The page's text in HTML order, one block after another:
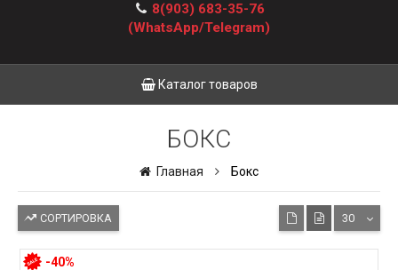
8(903) 683-35-76
(WhatsApp/Telegram)
Каталог товаров
БОКС
Главная Бокс
СОРТИРОВКА 30
-40%